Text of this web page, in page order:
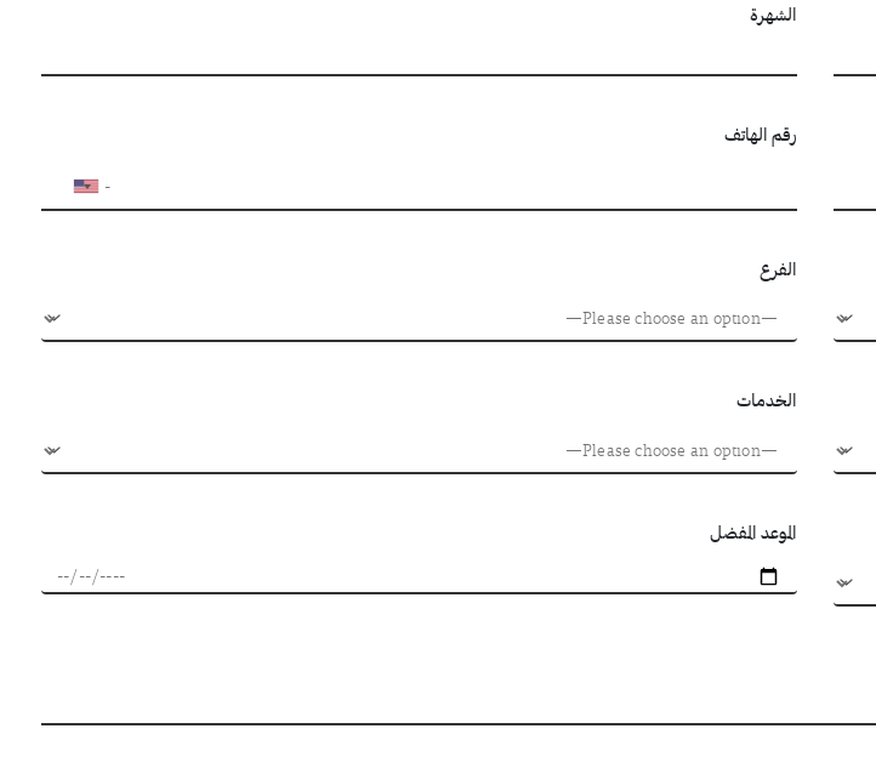
الشهرة
رقم الهاتف
الفرع
الخدمات
الموعد المفضل